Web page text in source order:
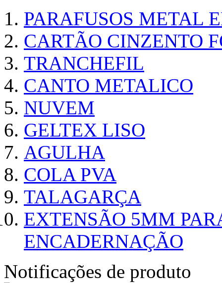
PARAFUSOS METAL
CARTÃO CINZENTO
TRANCHEFIL
CANTO METALICO
NUVEM
GELTEX LISO
AGULHA
COLA PVA
TALAGARÇA
EXTENSÃO 5MM
ENCADERNAÇÃO
Notificações de produto